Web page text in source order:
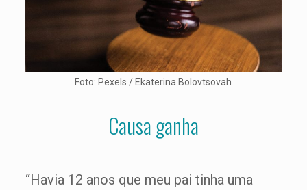
Foto: Pexels / Ekaterina Bolovtsovah
Causa ganha
“Havia 12 anos que meu pai tinha uma